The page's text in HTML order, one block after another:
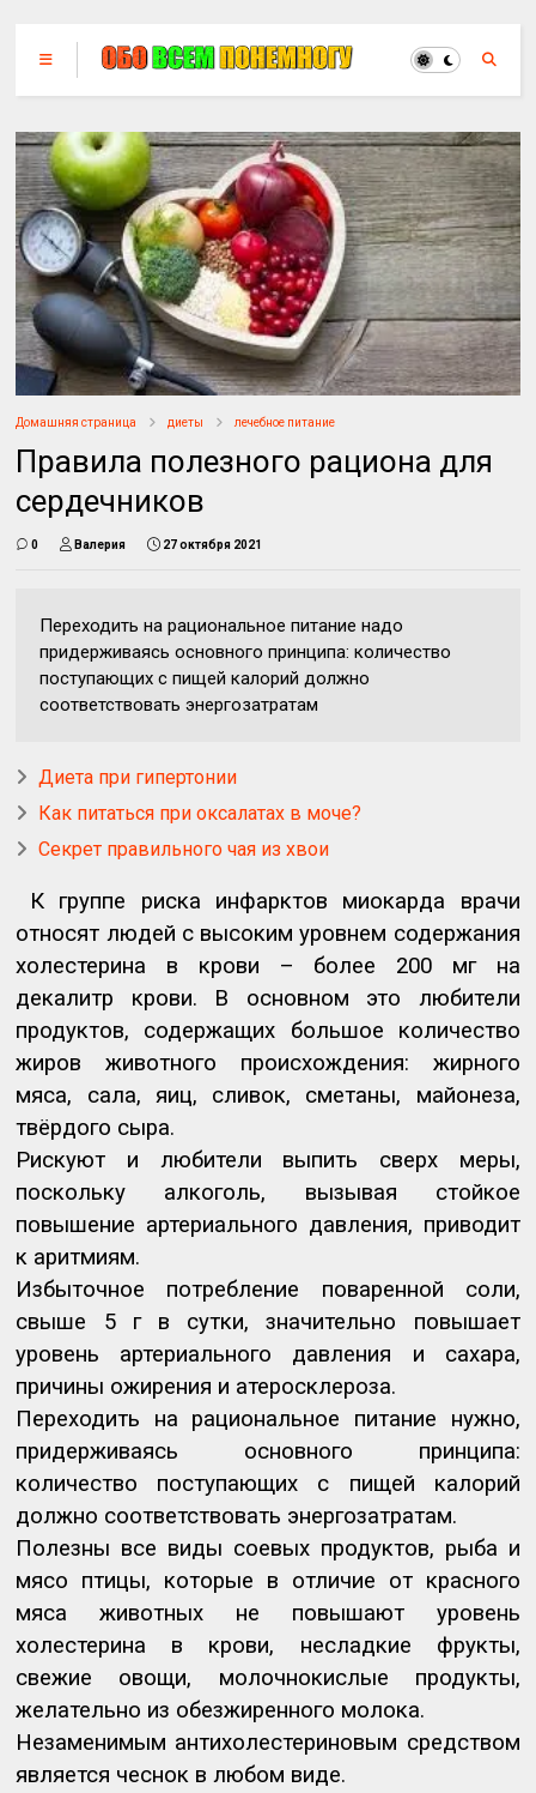
Домашняя страница диеты лечебное питание
Правила полезного рациона для
сердечников
0 Валерия 27 октября 2021
Переходить на рациональное питание надо
придерживаясь основного принципа: количество
поступающих с пищей калорий должно
соответствовать энергозатратам
Диета при гипертонии
Как питаться при оксалатах в моче?
Секрет правильного чая из хвои
К группе риска инфарктов миокарда врачи
относят людей с высоким уровнем содержания
холестерина в крови – более 200 мг на
декалитр крови. В основном это любители
продуктов, содержащих большое количество
жиров животного происхождения: жирного
мяса, сала, яиц, сливок, сметаны, майонеза,
твёрдого сыра.
Рискуют и любители выпить сверх меры,
поскольку алкоголь, вызывая стойкое
повышение артериального давления, приводит
к аритмиям.
Избыточное потребление поваренной соли,
свыше 5 г в сутки, значительно повышает
уровень артериального давления и сахара,
причины ожирения и атеросклероза.
Переходить на рациональное питание нужно,
придерживаясь основного принципа:
количество поступающих с пищей калорий
должно соответствовать энергозатратам.
Полезны все виды соевых продуктов, рыба и
мясо птицы, которые в отличие от красного
мяса животных не повышают уровень
холестерина в крови, несладкие фрукты,
свежие овощи, молочнокислые продукты,
желательно из обезжиренного молока.
Незаменимым антихолестериновым средством
является чеснок в любом виде.